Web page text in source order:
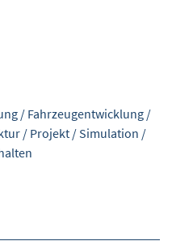
/ Fahrzeugentwicklung /
/ Projekt / Simulation /